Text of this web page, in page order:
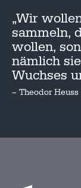
„Wir
sammeln,
wollen,
nämlich
Wuchses
– Theodor Heuss